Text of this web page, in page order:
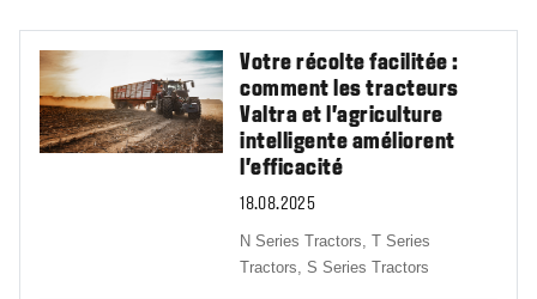
Votre récolte facilitée :
comment les tracteurs
Valtra et l’agriculture
intelligente améliorent
l’efficacité
18.08.2025
N Series Tractors,T Series
Tractors,S Series Tractors